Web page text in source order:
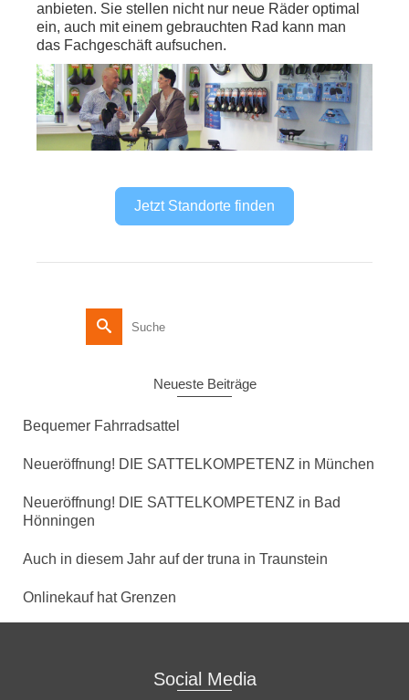
anbieten. Sie stellen nicht nur neue Räder optimal
ein, auch mit einem gebrauchten Rad kann man
das Fachgeschäft aufsuchen.
Jetzt Standorte finden
Suche
nach:
Neueste Beiträge
Bequemer Fahrradsattel
Neueröffnung! DIE SATTELKOMPETENZ in München
Neueröffnung! DIE SATTELKOMPETENZ in Bad
Hönningen
Auch in diesem Jahr auf der truna in Traunstein
Onlinekauf hat Grenzen
Social Media